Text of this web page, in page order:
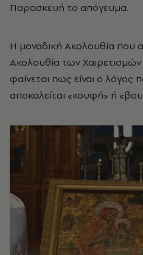
Παρασκευή το απόγευμα.
Η μοναδική Ακολουθία που
Ακολουθία των
φαίνεται πως είναι ο
αποκαλείται «κουφή» ή